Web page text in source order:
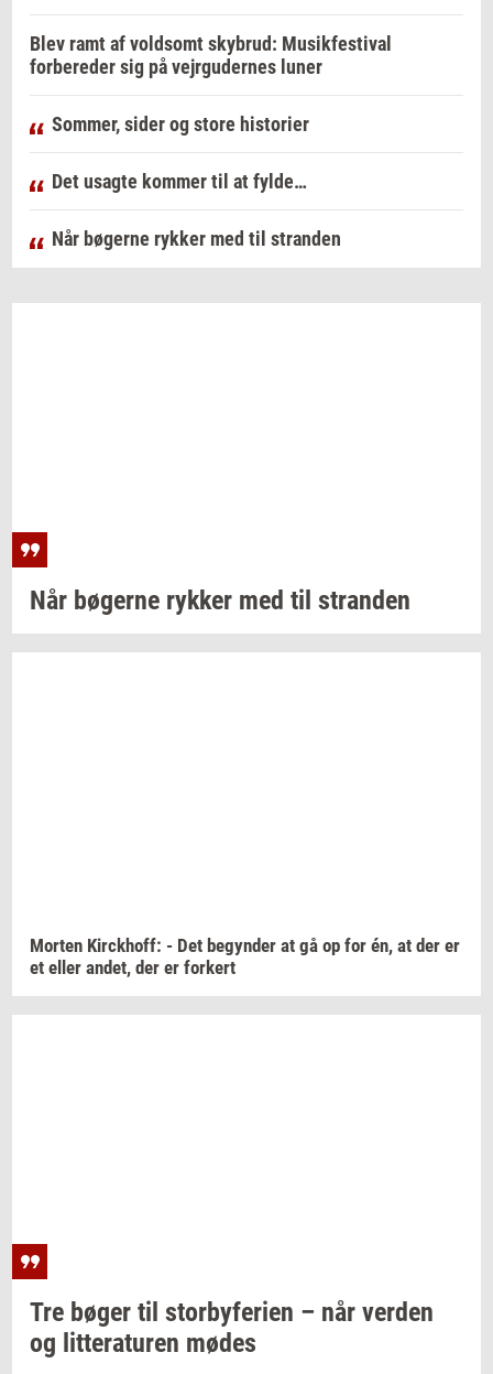
Blev ramt af voldsomt skybrud: Musikfestival
forbereder sig på vejrgudernes luner
Sommer, sider og store historier
Det usagte kommer til at fylde…
Når bøgerne rykker med til stranden
Når bø­ger­ne ryk­ker med til stran­den
Mor­ten Kirck­hoff: - Det be­gyn­der at gå op for én, at der er
et eller andet, der er for­kert
Tre bøger til stor­by­fe­ri­en – når ver­den
og lit­te­ra­tu­ren mødes